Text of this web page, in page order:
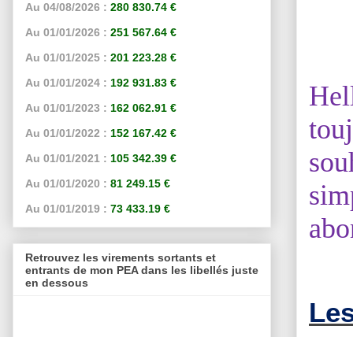
Au 04/08/2026 : 280 830.74 €
Au 01/01/2026 : 251 567.64 €
Au 01/01/2025 : 201 223.28 €
Au 01/01/2024 : 192 931.83 €
Au 01/01/2023 : 162 062.91 €
Au 01/01/2022 : 152 167.42 €
Au 01/01/2021 : 105 342.39 €
Au 01/01/2020 : 81 249.15 €
Au 01/01/2019 : 73 433.19 €
Retrouvez les virements sortants et
entrants de mon PEA dans les libellés juste
en dessous